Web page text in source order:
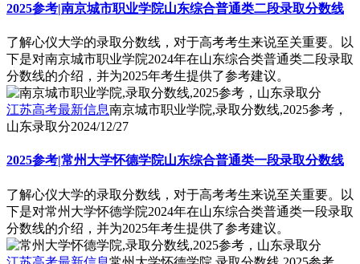
2025参考|南京城市职业学院山东综合普通类二段录取分数线
了解心仪大学的录取分数线，对于高考考生来说至关重要。以
下是对南京城市职业学院2024年在山东综合类普通类二段录取
分数线的介绍，并为2025年考生提供了参考建议。
江苏高考最新信息南京城市职业学院,录取分数线,2025参考，
山东录取分2024/12/27
2025参考|常州大学怀德学院山东综合普通类一段录取分数线
了解心仪大学的录取分数线，对于高考考生来说至关重要。以
下是对常州大学怀德学院2024年在山东综合类普通类一段录取
分数线的介绍，并为2025年考生提供了参考建议。